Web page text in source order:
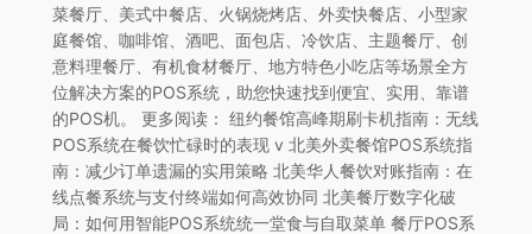
菜餐厅、美式中餐店、火锅烧烤店、外卖快餐店、小型家
庭餐馆、咖啡馆、酒吧、面包店、冷饮店、主题餐厅、创
意料理餐厅、有机食材餐厅、地方特色小吃店等场景全方
位解决方案的POS系统，助您快速找到便宜、实用、靠谱
的POS机。 更多阅读： 纽约餐馆高峰期刷卡机指南：无线
POS系统在餐饮忙碌时的表现 v 北美外卖餐馆POS系统指
南：减少订单遗漏的实用策略 北美华人餐饮对账指南：在
线点餐系统与支付终端如何高效协同 北美餐厅数字化破
局：如何用智能POS系统统一堂食与自取菜单 餐厅POS系